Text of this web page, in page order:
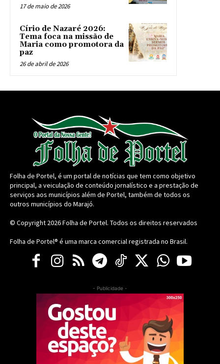
17 de maio de 2026
Círio de Nazaré 2026:
Tema foca na missão de
Maria como promotora da
paz
26 de abril de 2026
Folha de Portel, é um portal de notícias que tem como objetivo
principal, a veiculação de conteúdo jornalístico e a prestação de
serviços aos municípios além de Portel, também de todos os
outros municípios do Marajó.
© Copyright 2026Folha de Portel. Todos os direitos reservados
Folha de Portel® é uma marca comercial registrada no Brasil.
- Publicidade -